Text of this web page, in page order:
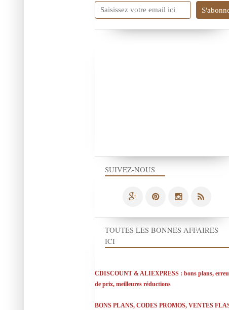
SUIVEZ-NOUS
TOUTES LES BONNES AFFAIRES
ICI
CDISCOUNT & ALIEXPRESS : bons plans,
de prix, meilleures réductions
BONS PLANS, CODES PROMOS, VENTES